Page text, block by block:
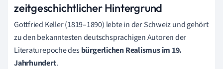
zeitgeschichtlicher Hintergrund
Gottfried Keller (1819–1890) lebte in der Schweiz und gehört
zu den bekanntesten deutschsprachigen Autoren der
Literaturepoche desbürgerlichen Realismus im 19.
Jahrhundert.